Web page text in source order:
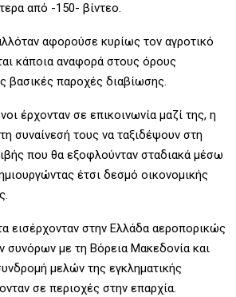
από -150- βίντεο.
αφορούσε κυρίως τον αγροτικό
κάποια αναφορά στους όρους
βασικές παροχές διαβίωσης.
έρχονταν σε επικοινωνία μαζί της, η
συναίνεσή τους να ταξιδέψουν στη
που θα εξοφλούνταν σταδιακά μέσω
έτσι δεσμό οικονομικής
εισέρχονταν στην Ελλάδα αεροπορικώς
με τη Βόρεια Μακεδονία και
μελών της εγκληματικής
σε περιοχές στην επαρχία.